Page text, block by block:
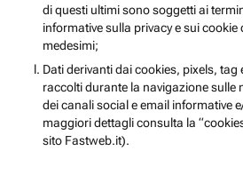
di questi ultimi sono soggetti ai
informative sulla privacy e sui
medesimi;
Dati derivanti dai cookies, pixels, tag
raccolti durante la navigazione sulle
dei canali social e email informative
maggiori dettagli consulta la
sito Fastweb.it).